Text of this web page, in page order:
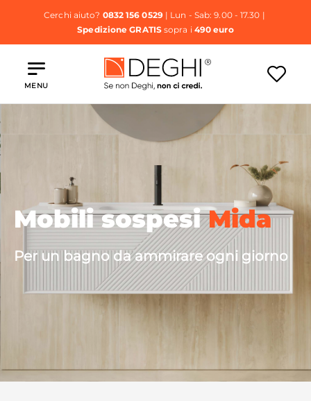
Cerchi aiuto? 0832 156 0529| Lun - Sab: 9.00 - 17.30 |
Spedizione GRATISsopra i 490 euro
MENU
Mobili sospesiMida
Per un bagno da ammirare ogni giorno